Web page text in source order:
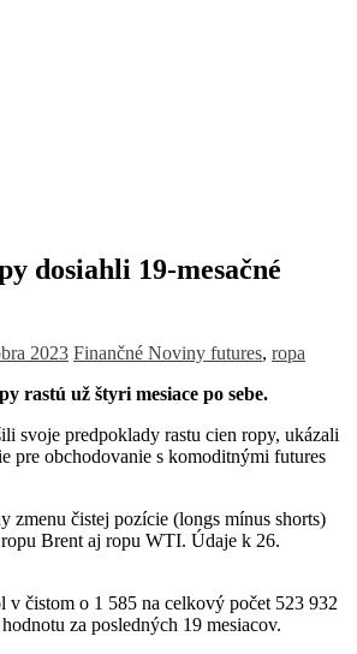
dosiahli 19-mesačné
2023 Finančné Noviny futures, ropa
rastú už štyri mesiace po sebe.
svoje predpoklady rastu cien ropy, ukázali
pre obchodovanie s komoditnými futures
zmenu čistej pozície (longs mínus shorts)
Brent aj ropu WTI. Údaje k 26.
v čistom o 1 585 na celkový počet 523 932
za posledných 19 mesiacov.